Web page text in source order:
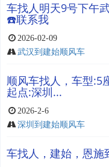
车找人明天9号下午
☎️联系我
2026-02-09
武汉到建始顺风车
顺风车找人，车型:5
起点:深圳...
2026-2-6
深圳到建始顺风车
车找人，建始，恩施